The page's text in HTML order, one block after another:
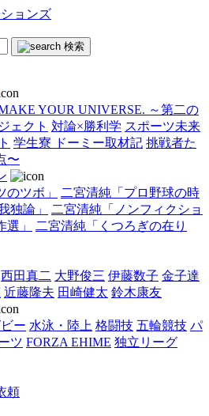
検索
YOUR UNIVERSE. ～第二の
ェクト 対論×勝利学 スポーツ未来
学生寮 ドーミー取材記 挑戦者た
〜
ツボ」
二宮清純「プロ野球の時
独論」
二宮清純「ノンフィクショ
」
二宮清純「くつろぎの在り
西田真二 大野俊三 伊藤数子 金子達
近藤隆夫 田崎健太 鈴木康友
ー 水泳・陸上 格闘技 五輪競技 パ
ツ FORZA EHIME 独立リーグ
頼